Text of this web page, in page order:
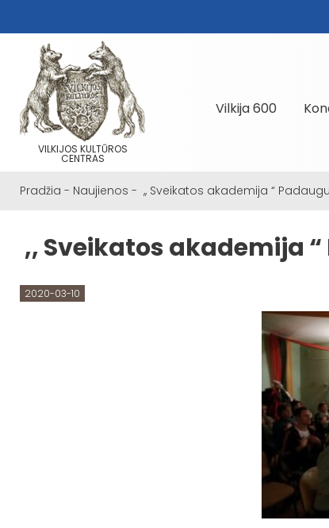
VILKIJOS KULTŪROS
CENTRAS
Vilkija 600
Pradžia - Naujienos - ,, Sveikatos akademija “
,, Sveikatos akademija
2020-03-10